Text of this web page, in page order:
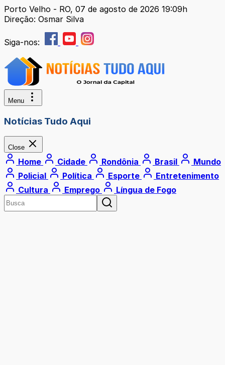
Porto Velho - RO, 07 de agosto de 2026 19:09h
Direção: Osmar Silva
Siga-nos:
Menu
Notícias Tudo Aqui
Close
Home Cidade Rondônia Brasil
Mundo
Policial
Política Esporte
Entretenimento
Cultura
Emprego Língua de Fogo